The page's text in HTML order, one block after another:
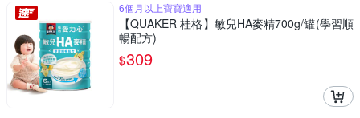
6個月以上寶寶適用
【QUAKER 桂格】敏兒HA麥精700g/罐(學習順
暢配方)
$309